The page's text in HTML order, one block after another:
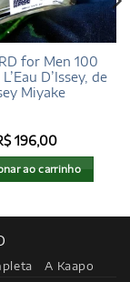
for Men 100
D’Issey, de
Miyake
196,00
ao carrinho
A Kaapo